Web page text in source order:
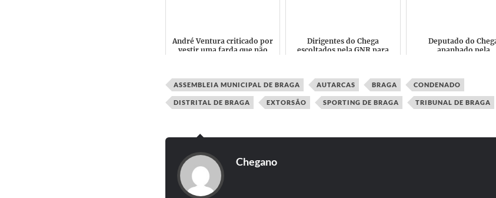
André Ventura criticado por
vestir uma farda que não
Dirigentes do Chega
escoltados pela GNR para
supostamente a...
Deputado do
apanhado pela
constituído a...
ASSEMBLEIA MUNICIPAL DE BRAGA AUTARCAS BRAGA CONDENADO
DISTRITAL DE BRAGA EXTORSÃO SPORTING DE BRAGA TRIBUNAL DE BRAGA
Chegano